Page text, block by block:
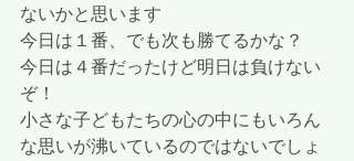
ないかと思います
今日は１番、でも次も勝てるかな？
今日は４番だったけど明日は負けない
ぞ！
小さな子どもたちの心の中にもいろん
な思いが沸いているのではないでしょ